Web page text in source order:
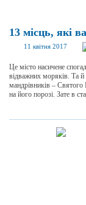
13 місць, які
11 квітня 2017
Це місто насичене
відважних моряків. Та й
мандрівників –
на його порозі. Зате в